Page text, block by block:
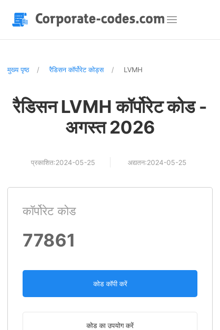
मुख्य पृष्ठ रैडिसन कॉर्पोरेट कोड्स LVMH
रैडिसन LVMH कॉर्पोरेट कोड -
अगस्त 2026
प्रकाशित:2024-05-25 अद्यतन:2024-05-25
कॉर्पोरेट कोड
77861
कोड कॉपी करें
कोड का उपयोग करें